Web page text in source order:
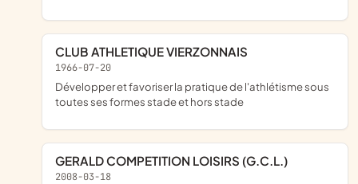
CLUB ATHLETIQUE VIERZONNAIS
1966-07-20
Développer et favoriser la pratique de l'athlétisme sous
toutes ses formes stade et hors stade
GERALD COMPETITION LOISIRS (G.C.L.)
2008-03-18